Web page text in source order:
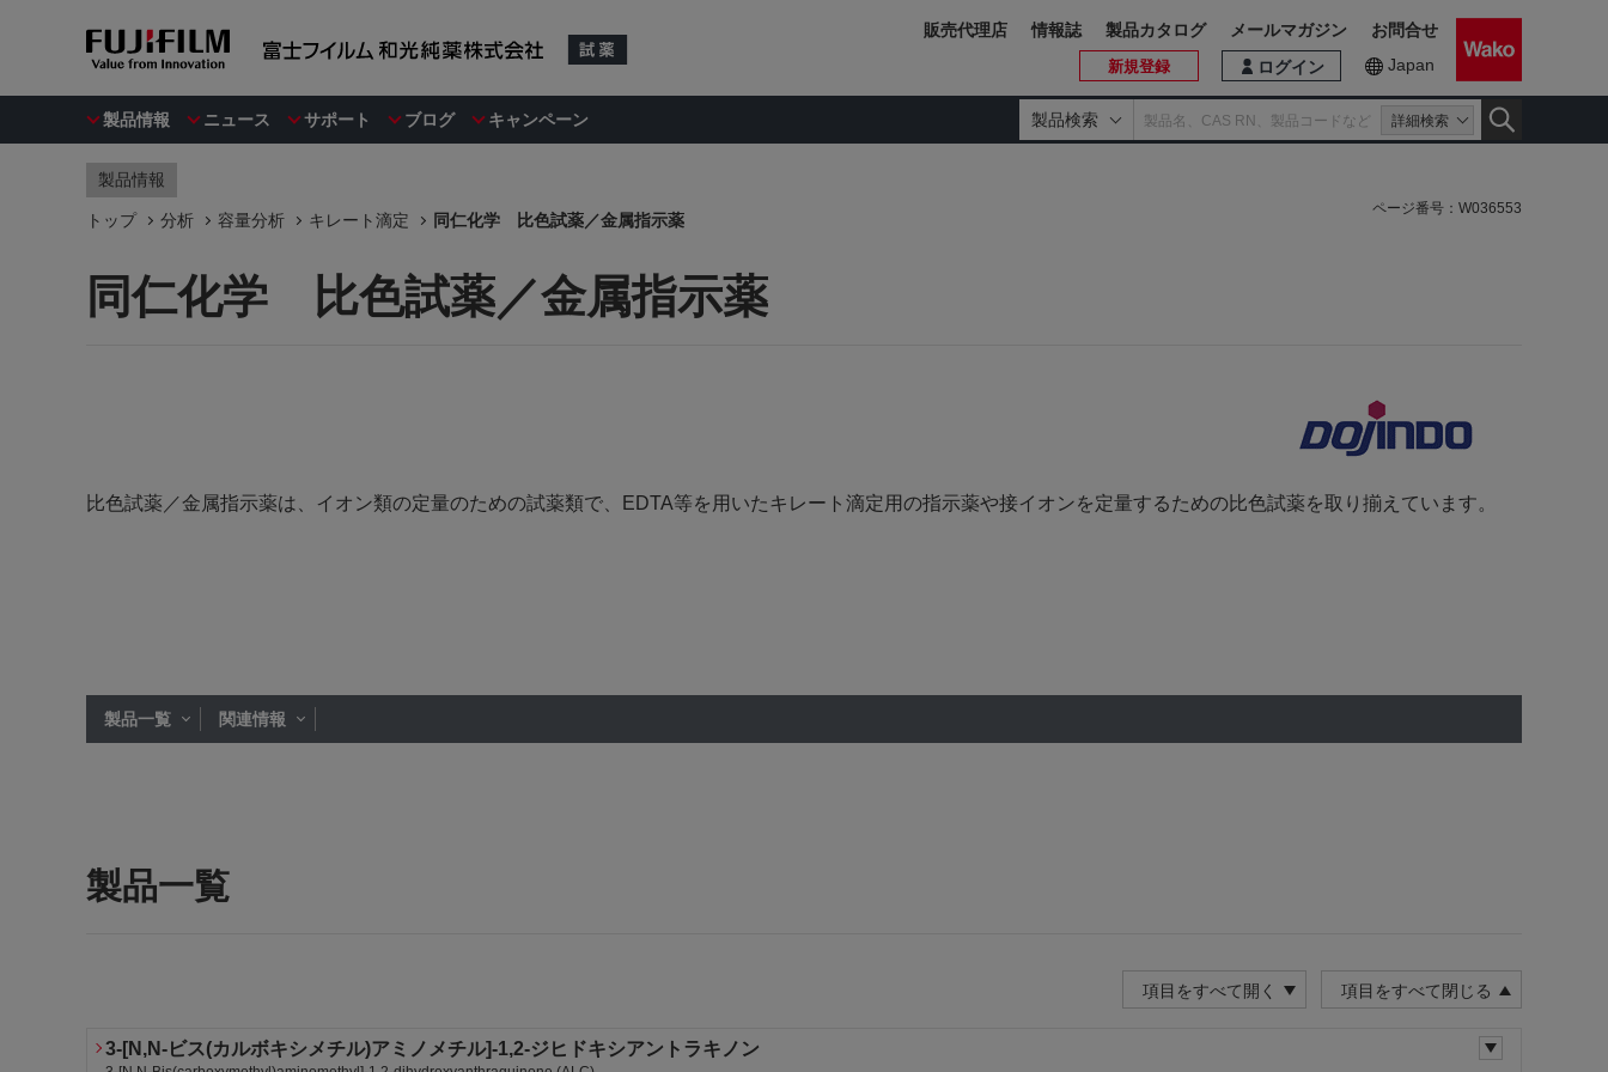
製品情報 ニュース サポート ブログ キャンペーン 製品検索 詳細検索
ログイン
新規登録 Japan
販売代理店 情報誌 製品カタログ メールマガジン お問合せ
製品情報
トップ 分析 容量分析 キレート滴定 同仁化学 比色試薬／金属指示薬
ページ番号： W036553
同仁化学 比色試薬／金属指示薬
比色試薬／金属指示薬は、イオン類の定量のための試薬類で、EDTA等を用いたキレート滴定用の指示薬や接イオンを定量するための比色試薬を取り揃えています。
製品一覧 関連情報
製品一覧
項目をすべて開く 項目をすべて閉じる
3-[N,N-ビス(カルボキシメチル)アミノメチル]-1,2-ジヒドキシアントラキノン